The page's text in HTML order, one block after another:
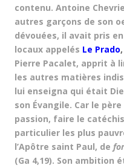
contenu. Antoine
autres garçons de son
dévouées, il avait pris
locaux appelés Le Prado,
Pierre Pacalet, apprit à
les autres matières
lui enseigna qui était
son Évangile. Car le
passion, faire le
particulier les plus
l’Apôtre saint Paul, de
(Ga 4,19). Son ambition